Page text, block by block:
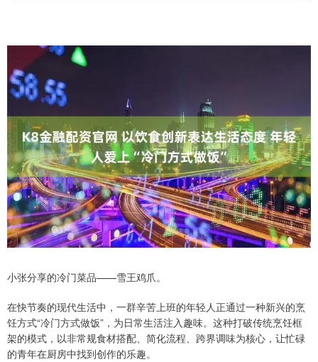
小张分享的冷门菜品——雪王鸡爪。
在快节奏的现代生活中，一群辛苦上班的年轻人正通过一种新兴的烹
饪方式“冷门方式做饭”，为日常生活注入趣味。这种打破传统烹饪框
架的模式，以非常规食材搭配、简化流程、跨界调味为核心，让忙碌
的青年在厨房中找到创作的乐趣。